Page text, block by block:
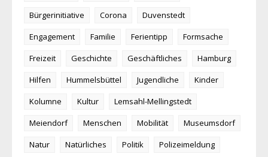
Bürgerinitiative
Corona
Duvenstedt
Engagement
Familie Ferientipp
Formsache
Freizeit
Geschichte Geschäftliches
Hamburg
Hilfen
Hummelsbüttel Jugendliche
Kinder
Kolumne
Kultur
Lemsahl-Mellingstedt
Meiendorf
Menschen Mobilität
Museumsdorf
Natur
Natürliches Politik
Polizeimeldung